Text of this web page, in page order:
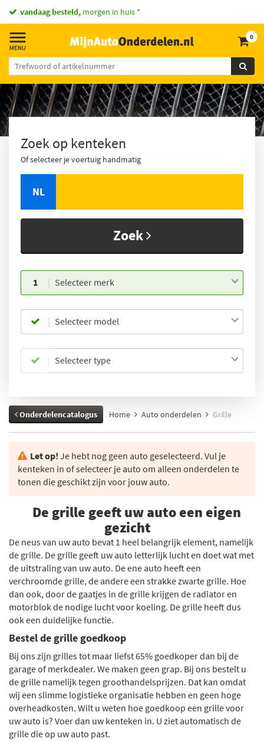
vandaag besteld, morgen in huis *
0
Zoek op kenteken
Of selecteer je voertuig handmatig
NL
Zoek
1 Selecteer merk
Selecteer model
Selecteer type
Onderdelencatalogus Home Auto onderdelen Grille
Let op! Je hebt nog geen auto geselecteerd. Vul je
kenteken in of selecteer je auto om alleen onderdelen te
tonen die geschikt zijn voor jouw auto.
De grille geeft uw auto een eigen
gezicht
De neus van uw auto bevat 1 heel belangrijk element, namelijk
de grille. De grille geeft uw auto letterlijk lucht en doet wat met
de uitstraling van uw auto. De ene auto heeft een
verchroomde grille, de andere een strakke zwarte grille. Hoe
dan ook, door de gaatjes in de grille krijgen de radiator en
motorblok de nodige lucht voor koeling. De grille heeft dus
ook een duidelijke functie.
Bestel de grille goedkoop
Bij ons zijn grilles tot maar liefst 65% goedkoper dan bij de
garage of merkdealer. We maken geen grap. Bij ons bestelt u
de grille namelijk tegen groothandelsprijzen. Dat kan omdat
wij een slimme logistieke organisatie hebben en geen hoge
overheadkosten. Wilt u weten hoe goedkoop een grille voor
uw auto is? Voer dan uw kenteken in. U ziet automatisch de
grille die op uw auto past.